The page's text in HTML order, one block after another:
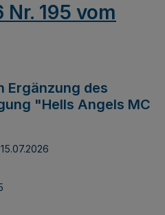
Nr. 195 vom
Ergänzung des
"Hells Angels MC
15.07.2026